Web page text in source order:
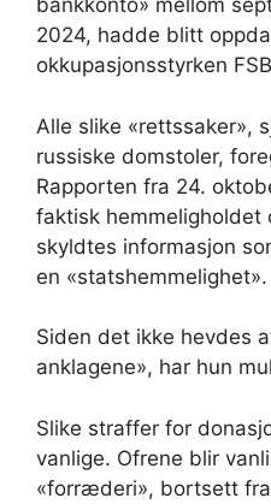
bankkonto» mellom
2024, hadde blitt
okkupasjonsstyrken
Alle slike «rettssaker»,
russiske domstoler,
Rapporten fra 24.
faktisk hemmeligholdet
skyldtes informasjon
en «statshemmelighet».
Siden det ikke hevdes
anklagene», har hun
Slike straffer for
vanlige. Ofrene blir
«forræderi», bortsett